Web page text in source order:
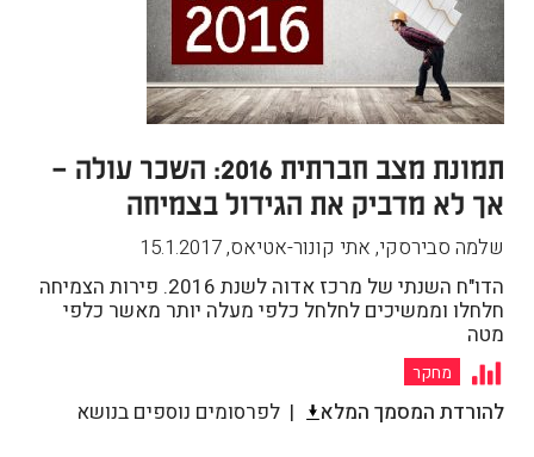
תמונת מצב חברתית 2016: השכר עולה –
אך לא מדביק את הגידול בצמיחה
שלמה סבירסקי, אתי קונור-אטיאס,
15.1.2017
הדו"ח השנתי של מרכז אדוה לשנת 2016. פירות הצמיחה
חלחלו וממשיכים לחלחל כלפי מעלה יותר מאשר כלפי
מטה
מחקר
להורדת המסמך המלא לפרסומים נוספים בנושא